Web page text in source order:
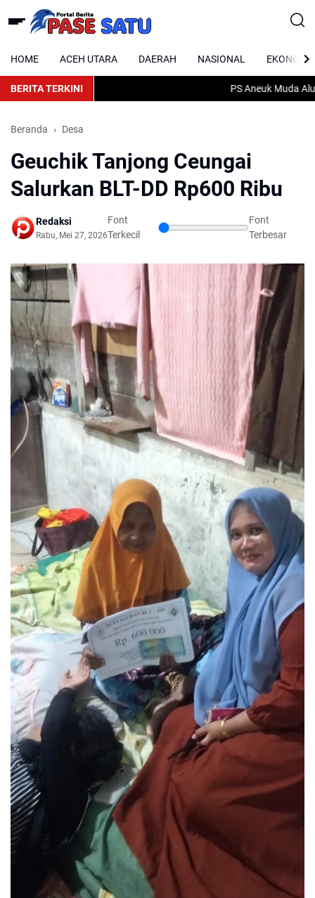
HOME ACEH UTARA DAERAH NASIONAL EKONOMI
BERITA TERKINI PS Aneuk Muda Alue
Beranda Desa
Geuchik Tanjong Ceungai
Salurkan BLT-DD Rp600 Ribu
Redaksi
Rabu, Mei 27, 2026
Font
Terkecil
Font
Terbesar